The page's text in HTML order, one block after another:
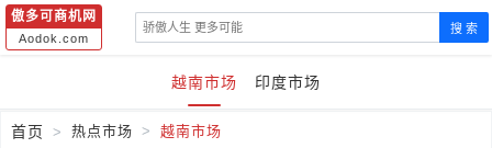
傲多可商机网
Aodok.com
搜 索
越南市场 印度市场
首页 热点市场 越南市场